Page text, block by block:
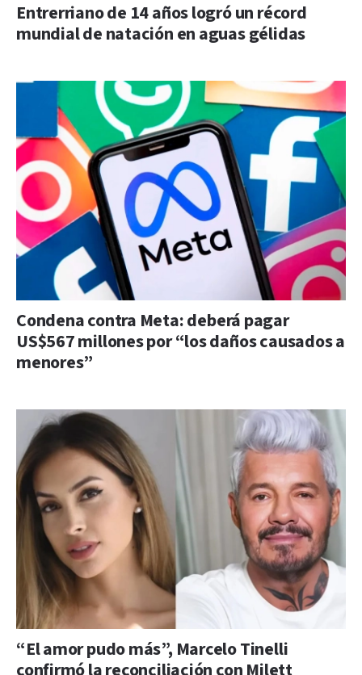
Entrerriano de 14 años logró un récord
mundial de natación en aguas gélidas
Condena contra Meta: deberá pagar
US$567 millones por “los daños causados a
menores”
“El amor pudo más”, Marcelo Tinelli